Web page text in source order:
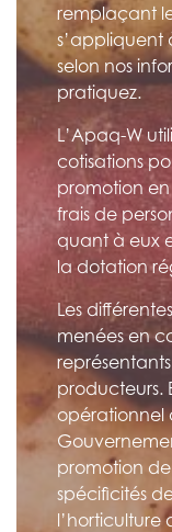
remplaçant
s’appliquent
selon nos
pratiquez.
L’Apaq-W
cotisations
promotion
frais de
quant à eux
la dotation
Les
menées en
producteurs.
opérationnel
promotion de
spécificités
l’horticulture